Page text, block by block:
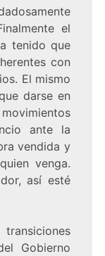
el
tenido que
con
El mismo
darse en
ante la
vendida y
venga.
así esté
Gobierno